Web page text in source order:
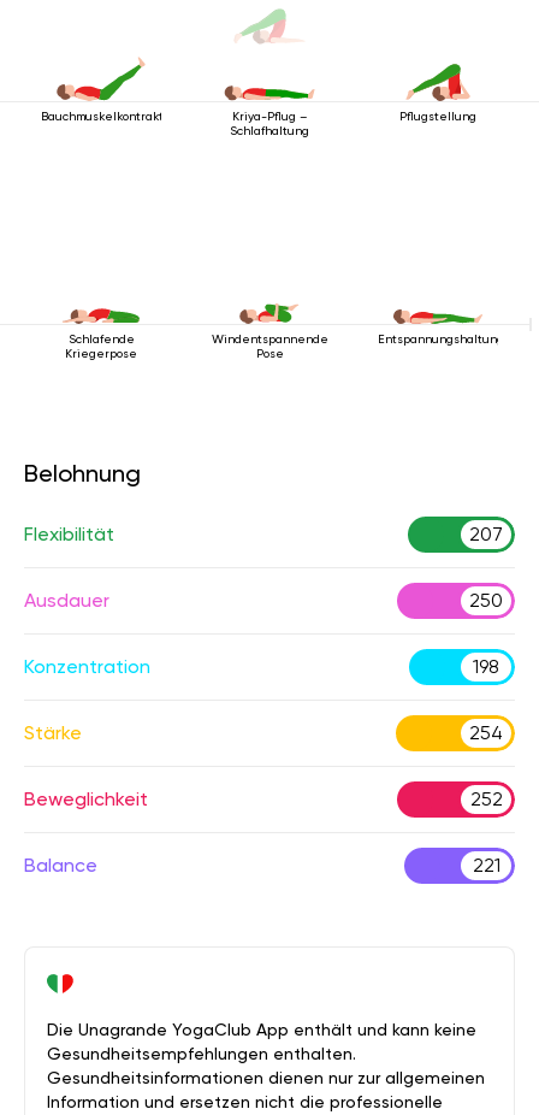
Bauchmuskelkontraktionshaltung
Kriya-Pflug –
Schlafhaltung
Pflugstellung
Schlafende
Kriegerpose
Windentspannende
Pose
Entspannungshaltung
Belohnung
Flexibilität 207
Ausdauer 250
Konzentration 198
Stärke 254
Beweglichkeit 252
Balance 221
Die Unagrande YogaClub App enthält und kann keine
Gesundheitsempfehlungen enthalten.
Gesundheitsinformationen dienen nur zur allgemeinen
Information und ersetzen nicht die professionelle